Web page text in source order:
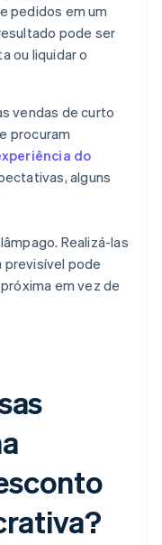
pedidos em um
pode ser
ou liquidar o
vendas de curto
procuram
do
alguns
Realizá-las
previsível pode
em vez de